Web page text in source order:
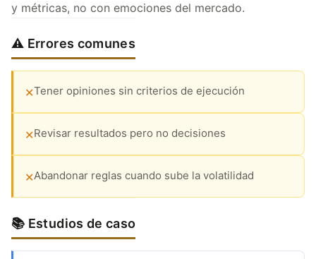
y métricas, no con emociones del mercado.
⚠️ Errores comunes
✕Tener opiniones sin criterios de ejecución
✕Revisar resultados pero no decisiones
✕Abandonar reglas cuando sube la volatilidad
📚 Estudios de caso